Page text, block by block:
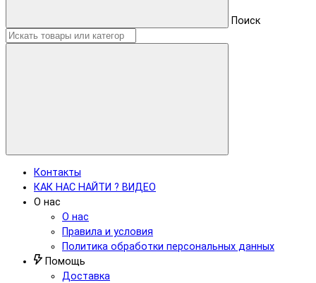
Поиск
Контакты
КАК НАС НАЙТИ ? ВИДЕО
О нас
О нас
Правила и условия
Политика обработки персональных данных
Помощь
Доставка